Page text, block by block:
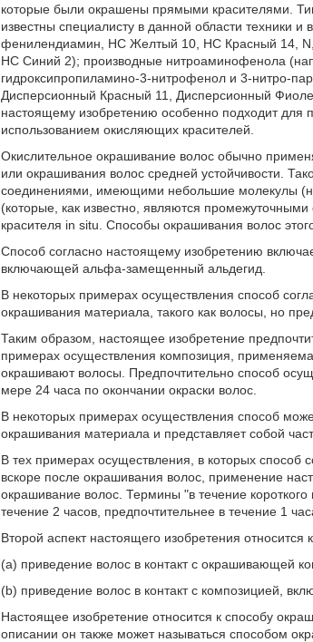
которые были окрашены прямыми красителями.
известны специалисту в данной области техники
фенилендиамин, НС Желтый 10, НС Красный 14,
НС Синий 2); производные нитроаминофенола
гидроксипропиламино-3-нитрофенол и 3-нитро-
Дисперсионный Красный 11, Дисперсионный
настоящему изобретению особенно подходит
использованием окисляющих красителей.
Окислительное окрашивание волос обычно
или окрашивания волос средней устойчивости.
соединениями, имеющими небольшие молекулы
(которые, как известно, являются
красителя in situ. Способы окрашивания волос
Способ согласно настоящему изобретению
включающей альфа-замещенный альдегид.
В некоторых примерах осуществления способ
окрашивания материала, такого как волосы, но
Таким образом, настоящее изобретение
примерах осуществления композиция,
окрашивают волосы. Предпочтительно способ
мере 24 часа по окончании окраски волос.
В некоторых примерах осуществления способ
окрашивания материала и представляет собой
В тех примерах осуществления, в которых способ
вскоре после окрашивания волос, применение
окрашивание волос. Термины "в течение
течение 2 часов, предпочтительнее в течение 1
Второй аспект настоящего изобретения
(a) приведение волос в контакт с окрашивающей
(b) приведение волос в контакт с композицией,
Настоящее изобретение относится к способу
описании он также может называться способом